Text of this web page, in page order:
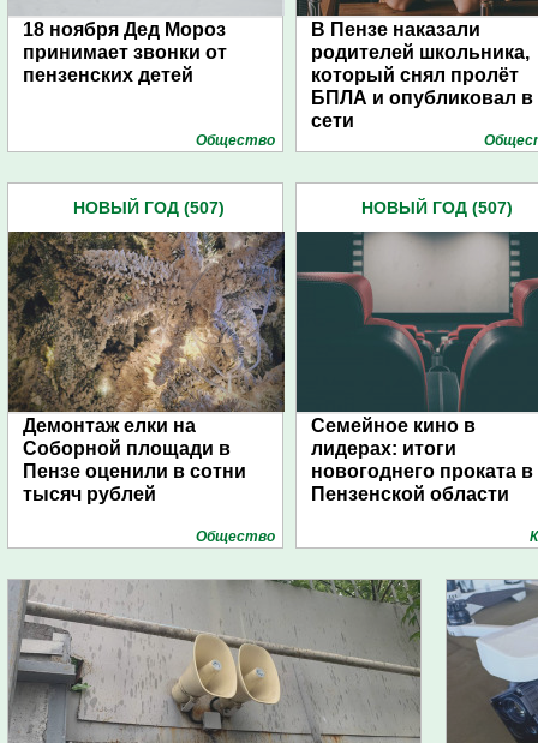
18 ноября Дед Мороз
принимает звонки от
пензенских детей
Общество
В Пензе наказали
родителей школьника,
который снял пролёт
БПЛА и опубликовал в
сети
НОВЫЙ ГОД (507)
Демонтаж елки на
Соборной площади в
Пензе оценили в сотни
тысяч рублей
Общество
НОВЫЙ ГОД (507)
Семейное кино в
лидерах: итоги
новогоднего проката в
Пензенской области